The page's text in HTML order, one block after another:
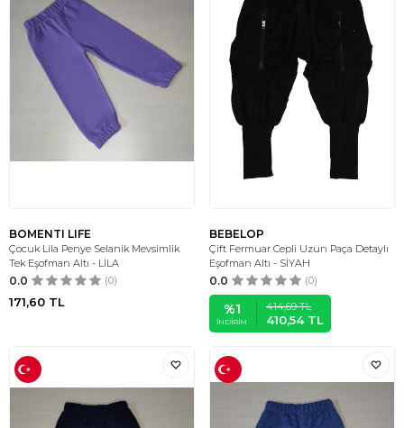
BOMENTI LIFE
Çocuk Lila Penye Selanik Mevsimlik
Tek Eşofman Altı - LİLA
0.0 (0)
171,60 TL
BEBELOP
Çift Fermuar Cepli Uzun Paça Detaylı
Eşofman Altı - SİYAH
0.0 (0)
%1
İNDIRIM
414,69TL
410,54TL